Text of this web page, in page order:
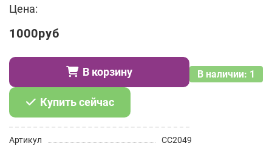
Цена:
1000руб
В наличии: 1
В корзину
Купить сейчас
Артикул
СС2049